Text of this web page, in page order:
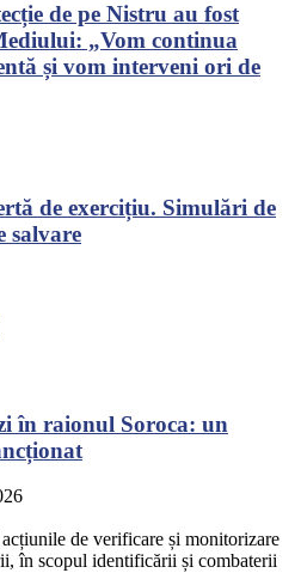
de pe Nistru au fost
„Vom continua
și vom interveni ori de
de exercițiu. Simulări de
salvare
în raionul Soroca: un
de verificare și monitorizare
în scopul identificării și combaterii